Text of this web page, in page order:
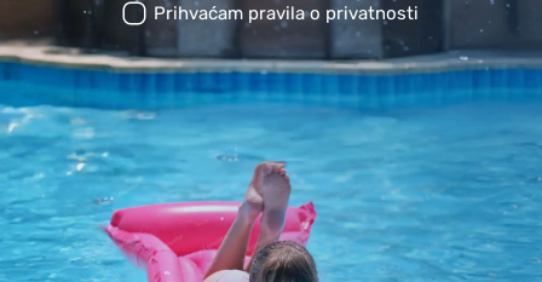
Prihvaćam pravila o privatnosti